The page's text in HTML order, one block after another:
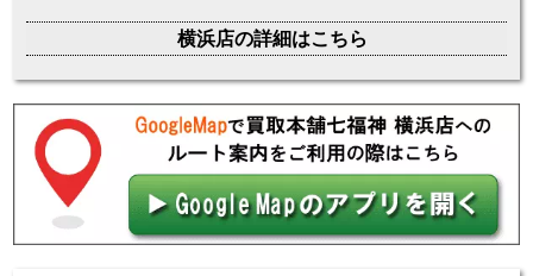
横浜店の詳細はこちら